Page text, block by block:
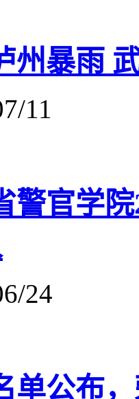
州暴雨
11
警官学
24
单公布